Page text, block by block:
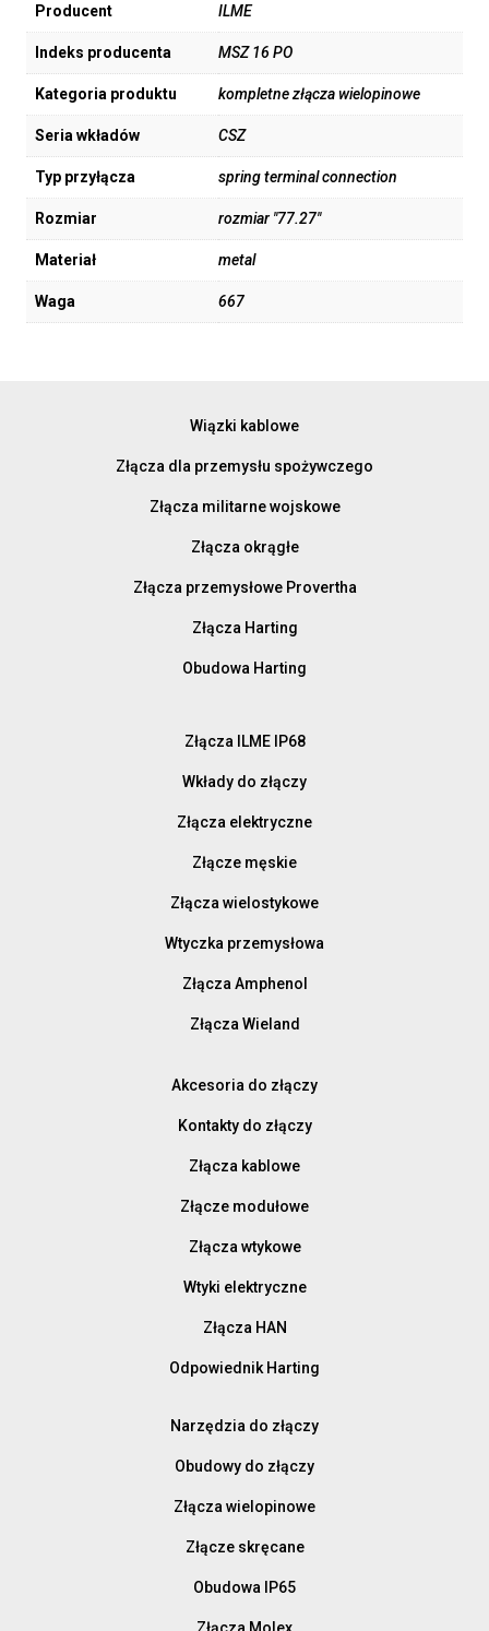
Producent ILME
Indeks producenta MSZ 16 PO
Kategoria produktu kompletne złącza wielopinowe
Seria wkładów CSZ
Typ przyłącza spring terminal connection
Rozmiar rozmiar "77.27"
Materiał metal
Waga 667
Wiązki kablowe
Złącza dla przemysłu spożywczego
Złącza militarne wojskowe
Złącza okrągłe
Złącza przemysłowe Provertha
Złącza Harting
Obudowa Harting
Złącza ILME IP68
Wkłady do złączy
Złącza elektryczne
Złącze męskie
Złącza wielostykowe
Wtyczka przemysłowa
Złącza Amphenol
Złącza Wieland
Akcesoria do złączy
Kontakty do złączy
Złącza kablowe
Złącze modułowe
Złącza wtykowe
Wtyki elektryczne
Złącza HAN
Odpowiednik Harting
Narzędzia do złączy
Obudowy do złączy
Złącza wielopinowe
Złącze skręcane
Obudowa IP65
Złącza Molex